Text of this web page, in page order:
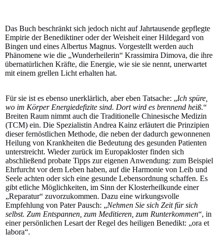
Das Buch beschränkt sich jedoch nicht auf Jahrtausende gepflegte
Empirie der Benediktiner oder der Weisheit einer Hildegard von
Bingen und eines Albertus Magnus. Vorgestellt werden auch
Phänomene wie die „Wunderheilerin“ Krassimira Dimova, die ihre
übernatürlichen Kräfte, die Energie, wie sie sie nennt, unerwartet
mit einem grellen Licht erhalten hat.
Für sie ist es ebenso unerklärlich, aber eben Tatsache: „Ich spüre,
wo im Körper Energiedefizite sind. Dort wird es brennend heiß.“
Breiten Raum nimmt auch die Traditionelle Chinesische Medizin
(TCM) ein. Die Spezialistin Andrea Kainz erläutert die Prinzipien
dieser fernöstlichen Methode, die neben der dadurch gewonnenen
Heilung von Krankheiten die Bedeutung des gesunden Patienten
unterstreicht. Wieder zurück im Europakloster finden sich
abschließend probate Tipps zur eigenen Anwendung: zum Beispiel
Ehrfurcht vor dem Leben haben, auf die Harmonie von Leib und
Seele achten oder sich eine gesunde Lebensordnung schaffen. Es
gibt etliche Möglichkeiten, im Sinn der Klosterheilkunde einer
„Reparatur“ zuvorzukommen. Dazu eine wirkungsvolle
Empfehlung von Pater Pausch: „Nehmen Sie sich Zeit für sich
selbst. Zum Entspannen, zum Meditieren, zum Runterkommen“, in
einer persönlichen Lesart der Regel des heiligen Benedikt: „ora et
labora“.